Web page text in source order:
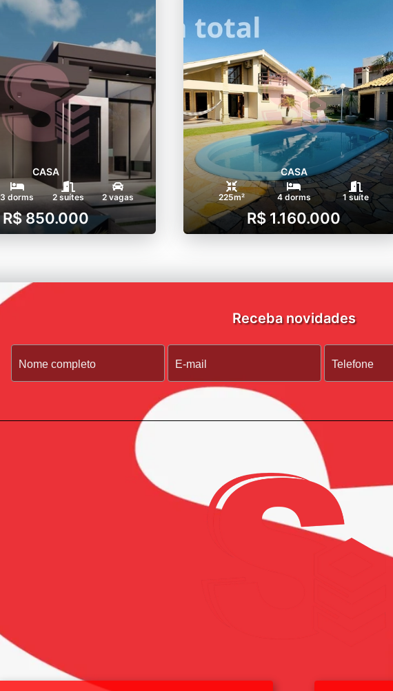
CASA
3 dorms 2 suítes 2 vagas
R$ 850.000
CASA
225m² 4 dorms 1 suíte
R$ 1.160.000
Receba novidades